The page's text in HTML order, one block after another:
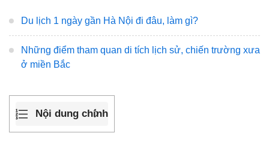
Du lịch 1 ngày gần Hà Nội đi đâu, làm gì?
Những điểm tham quan di tích lịch sử, chiến trường xưa
ở miền Bắc
Nội dung chính